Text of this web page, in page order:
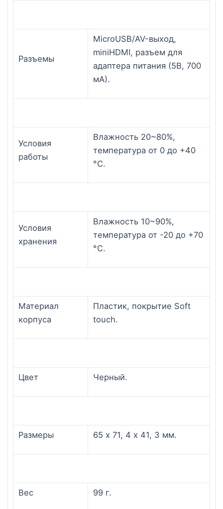
Разъемы
MicroUSB/AV-выход,
miniHDMI, разъем для
адаптера питания (5В, 700
мА).
Условия
работы
Влажность 20~80%,
температура от 0 до +40
°С.
Условия
хранения
Влажность 10~90%,
температура от -20 до +70
°С.
Материал
корпуса
Пластик, покрытие Soft
touch.
Цвет Черный.
Размеры 65 х 71, 4 х 41, 3 мм.
Вес 99 г.